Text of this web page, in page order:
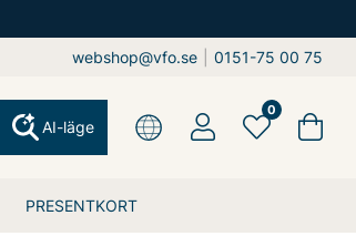
webshop@vfo.se 0151-75 00 75
PRESENTKORT
AI-läge
0